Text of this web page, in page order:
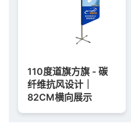
110度道旗方旗 - 碳
纤维抗风设计｜
82CM横向展示